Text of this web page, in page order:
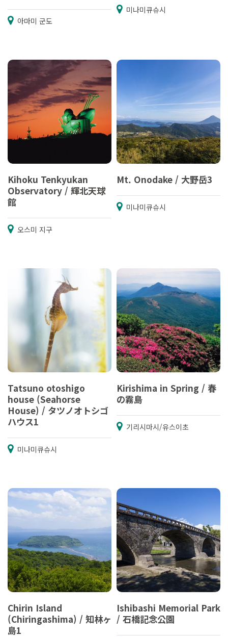
아마미 군도
미나미큐슈시
Kihoku Tenkyukan
Observatory / 輝北天球
館
오스미 지구
Mt. Onodake / 大野岳3
미나미큐슈시
Tatsuno otoshigo
house (Seahorse
House) / タツノオトシゴ
ハウス1
미나미큐슈시
Kirishima in Spring / 春
の霧島
기리시마시/유스이초
Chirin Island
(Chiringashima) / 知林ヶ
島1
Ishibashi Memorial Park
/ 石橋記念公園